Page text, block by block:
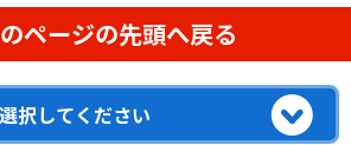
ページの先頭へ戻る